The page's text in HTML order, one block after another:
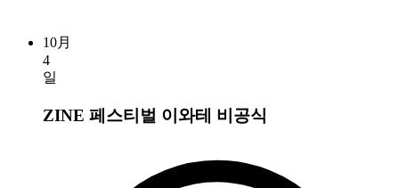
10月
4
일
ZINE 페스티벌 이와테 비공식